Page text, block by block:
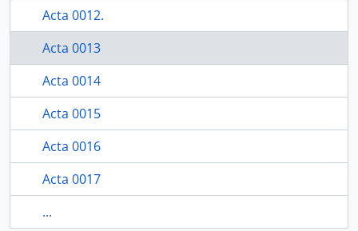
Acta 0012.
Acta 0013
Acta 0014
Acta 0015
Acta 0016
Acta 0017
...